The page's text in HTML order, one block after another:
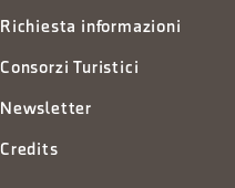
Richiesta informazioni
Consorzi Turistici
Newsletter
Credits